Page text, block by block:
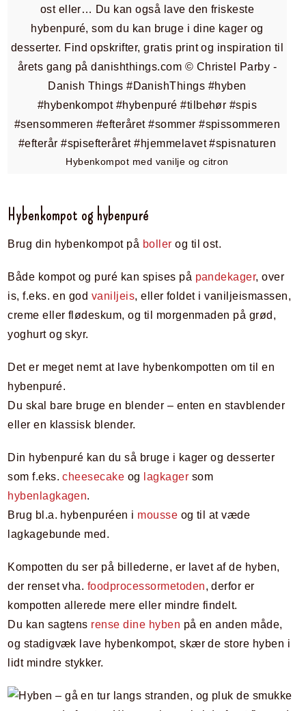
Hybenkompot med vanilje og citron
Hybenkompot og hybenpuré
Brug din hybenkompot på boller og til ost.
Både kompot og puré kan spises på pandekager, over
is, f.eks. en god vaniljeis, eller foldet i vaniljeismassen,
creme eller flødeskum, og til morgenmaden på grød,
yoghurt og skyr.
Det er meget nemt at lave hybenkompotten om til en
hybenpuré.
Du skal bare bruge en blender – enten en stavblender
eller en klassisk blender.
Din hybenpuré kan du så bruge i kager og desserter
som f.eks.cheesecake og lagkager som
hybenlagkagen.
Brug bl.a. hybenpuréen i mousse og til at væde
lagkagebunde med.
Kompotten du ser på billederne, er lavet af de hyben,
der renset vha. foodprocessormetoden, derfor er
kompotten allerede mere eller mindre findelt.
Du kan sagtens rense dine hyben på en anden måde,
og stadigvæk lave hybenkompot, skær de store hyben i
lidt mindre stykker.